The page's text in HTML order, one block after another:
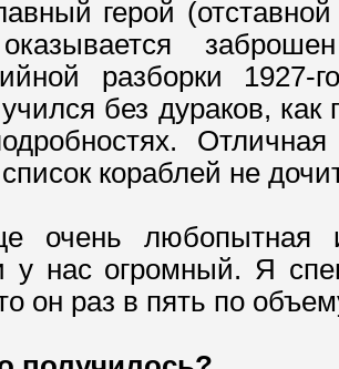
герой
оказывается
разборки
без дураков,
кораблей не
очень любопытная
у нас огромный. Я
он раз в пять по